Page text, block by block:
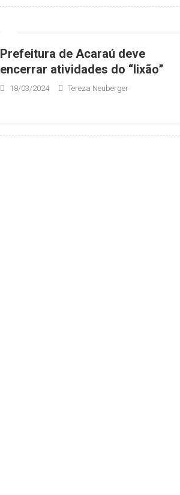
Prefeitura de Acaraú deve
encerrar atividades do “lixão”
18/03/2024 Tereza Neuberger